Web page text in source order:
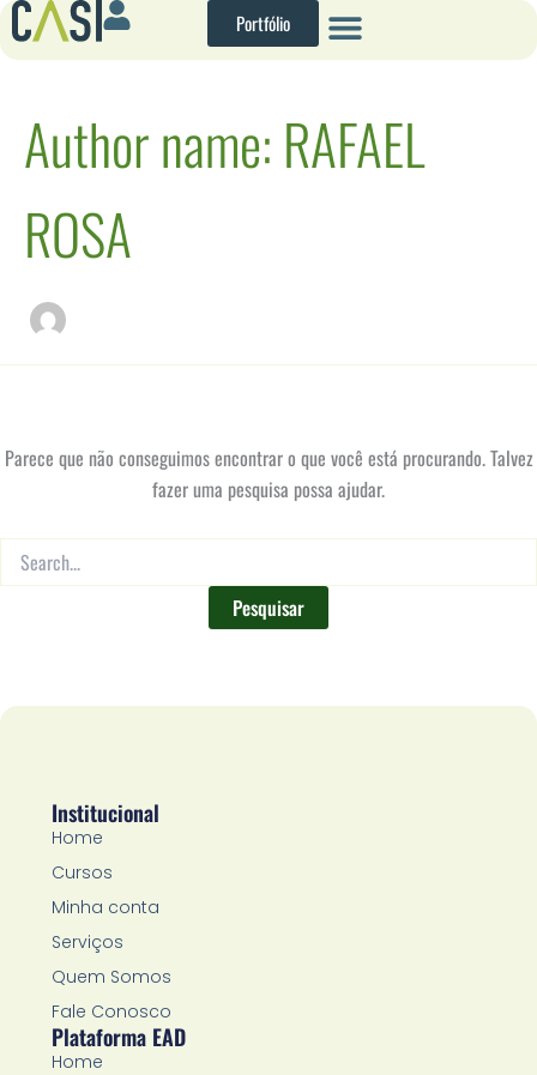
Ir
para
Portfólio
Author name: RAFAEL
ROSA
Parece que não conseguimos encontrar o que você está procurando. Talvez
fazer uma pesquisa possa ajudar.
Pesquisar
por:
Institucional
Home
Cursos
Minha conta
Serviços
Quem Somos
Fale Conosco
Plataforma EAD
Home